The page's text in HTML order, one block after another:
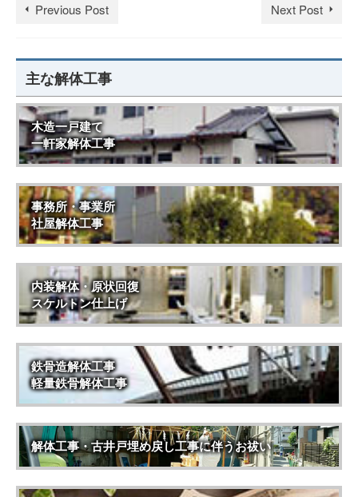
Previous Post Next Post
主な解体工事
木造一戸建て
一軒家解体工事
事務所・事業所
社屋解体工事
内装解体・原状回復
スケルトン仕上げ
鉄骨造解体工事
軽量鉄骨解体工事
解体工事・古井戸埋め戻し工事に伴うお祓い